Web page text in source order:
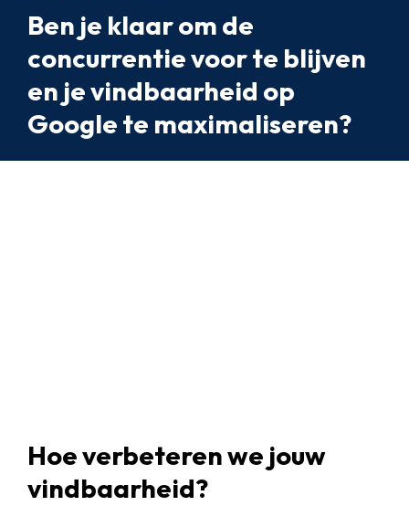
Ben je klaar om de
concurrentie voor te blijven
en je vindbaarheid op
Google te maximaliseren?
Hoe verbeteren we jouw
vindbaarheid?